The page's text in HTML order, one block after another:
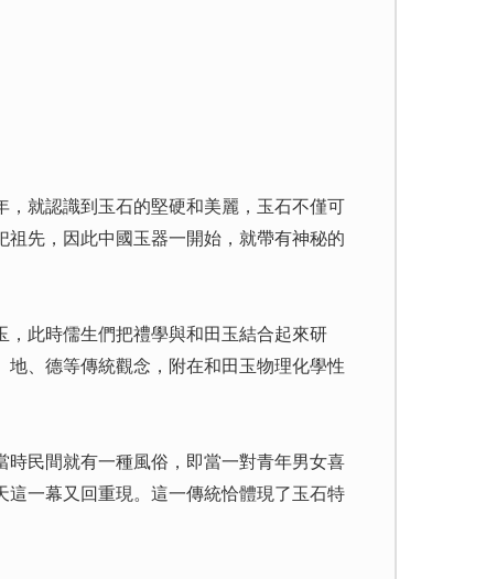
就認識到玉石的堅硬和美麗，玉石不僅可
先，因此中國玉器一開始，就帶有神秘的
此時儒生們把禮學與和田玉結合起來研
、德等傳統觀念，附在和田玉物理化學性
民間就有一種風俗，即當一對青年男女喜
一幕又回重現。這一傳統恰體現了玉石特